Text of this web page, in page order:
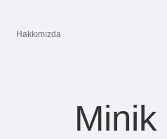
Hakkımızda